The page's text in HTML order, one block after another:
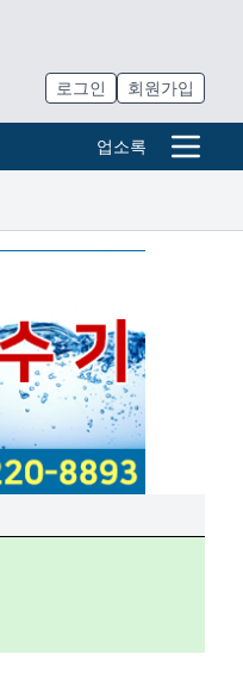
로그인 회원가입
업소록